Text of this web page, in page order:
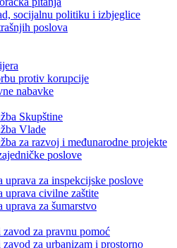
socijalnu politiku i izbjeglice
poslova
protiv korupcije
nabavke
Skupštine
Vlade
za razvoj i međunarodne projekte
poslove
uprava za inspekcijske poslove
uprava civilne zaštite
uprava za šumarstvo
za pravnu pomoć
za urbanizam i prostorno